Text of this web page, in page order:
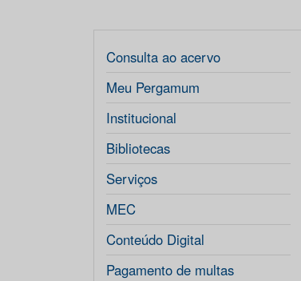
Consulta ao acervo
Meu Pergamum
Institucional
Bibliotecas
Serviços
MEC
Conteúdo Digital
Pagamento de multas